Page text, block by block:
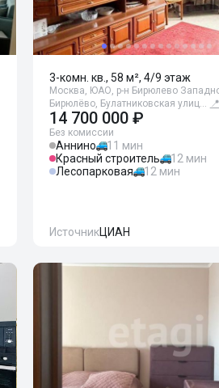
3-комн. кв., 58 м², 4/9 этаж
Москва, ЮАО, р-н Бирюлево
Бирюлёво, Булатниковская улиц… 📍
14 700 000 ₽
Без комиссии
Аннино
11 мин
Красный строитель
12 мин
Лесопарковая
12 мин
ИсточникЦИАН